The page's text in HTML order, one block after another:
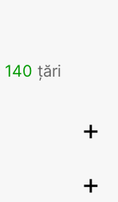
140 țări